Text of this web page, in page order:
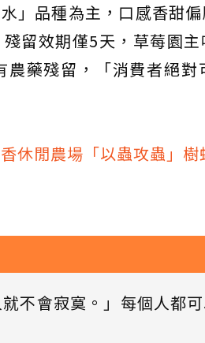
」品種為主，口感香甜
留效期僅5天，草莓園
藥殘留，「消費者絕
休閒農場「以蟲攻蟲」樹
不會寂寞。」每個人都